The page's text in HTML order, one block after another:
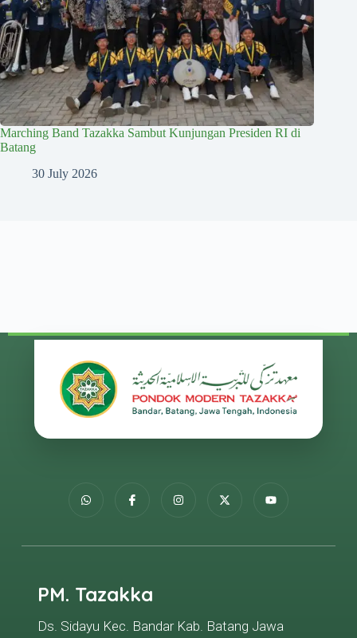
Marching Band Tazakka Sambut Kunjungan Presiden RI di
Batang
30 July 2026
PM. Tazakka
Ds. Sidayu Kec. Bandar Kab. Batang Jawa